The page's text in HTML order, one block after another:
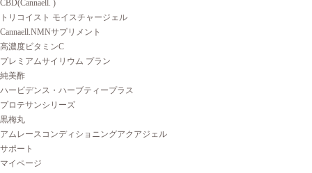
CBD(Cannaell. )
トリコイスト モイスチャージェル
Cannaell.NMNサプリメント
高濃度ビタミンC
プレミアムサイリウム プラン
純美酢
ハービデンス・ハーブティープラス
プロテサンシリーズ
黒梅丸
アムレースコンディショニングアクアジェル
サポート
マイページ